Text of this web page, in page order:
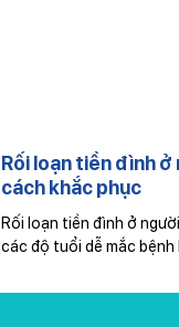
Rối loạn tiền đình
cách khắc phục
Rối loạn tiền đình ở
các độ tuổi dễ mắc bệnh